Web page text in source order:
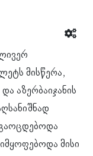
მისწერა,
აზერბაიჯანის
მისი